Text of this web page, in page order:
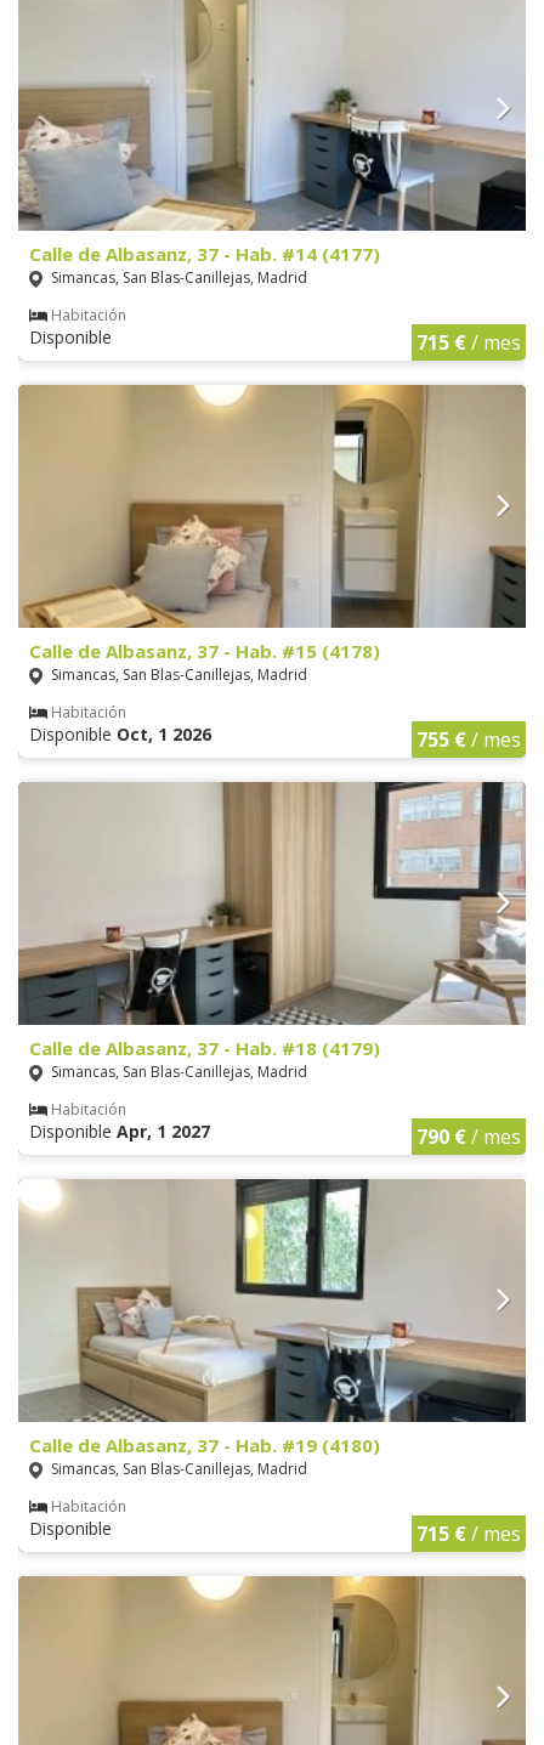
Calle de Albasanz, 37 - Hab. #14 (4177)
Simancas, San Blas-Canillejas, Madrid
Habitación
Disponible 715 €/ mes
Calle de Albasanz, 37 - Hab. #15 (4178)
Simancas, San Blas-Canillejas, Madrid
Habitación
Disponible Oct, 1 2026 755 €/ mes
Calle de Albasanz, 37 - Hab. #18 (4179)
Simancas, San Blas-Canillejas, Madrid
Habitación
Disponible Apr, 1 2027 790 €/ mes
Calle de Albasanz, 37 - Hab. #19 (4180)
Simancas, San Blas-Canillejas, Madrid
Habitación
Disponible 715 €/ mes